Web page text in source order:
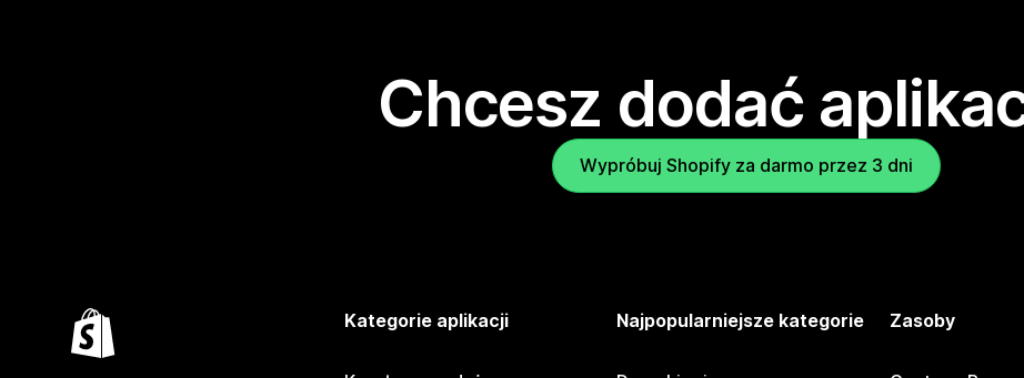
Chcesz dodać
Wypróbuj Shopify za darmo przez 3 dni
Kategorie aplikacji Najpopularniejsze kategorie Zasoby